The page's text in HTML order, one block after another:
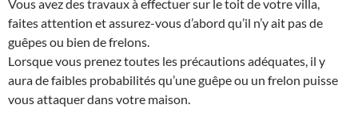
Vous avez des travaux à effectuer sur le toit de votre villa,
faites attention et assurez-vous d’abord qu’il n’y ait pas de
guêpes ou bien de frelons.
Lorsque vous prenez toutes les précautions adéquates, il y
aura de faibles probabilités qu’une guêpe ou un frelon puisse
vous attaquer dans votre maison.